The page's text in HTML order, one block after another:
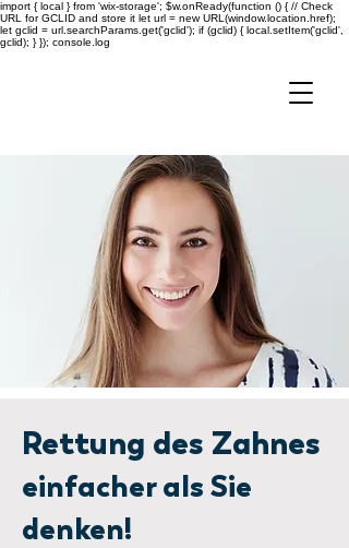
import { local } from 'wix-storage'; $w.onReady(function () { // Check
URL for GCLID and store it let url = new URL(window.location.href);
let gclid = url.searchParams.get('gclid'); if (gclid) { local.setItem('gclid',
gclid); } }); console.log
Rettung des Zahnes
einfacher als Sie
denken!